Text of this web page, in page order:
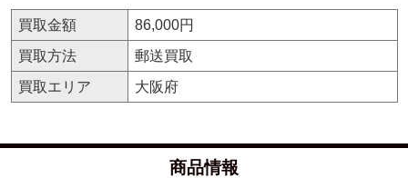
買取金額
86,000円
買取方法
郵送買取
買取エリア
大阪府
商品情報